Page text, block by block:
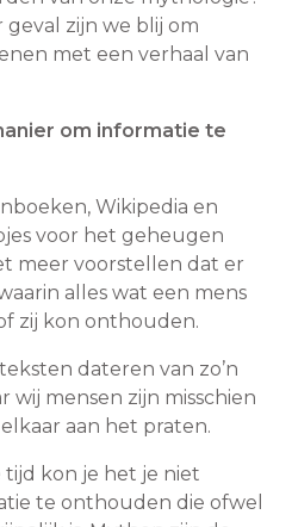
geval zijn we blij om
met een verhaal van
om informatie te
Wikipedia en
voor het geheugen
meer voorstellen dat er
alles wat een mens
zij kon onthouden.
dateren van zo’n
wij mensen zijn misschien
aan het praten.
kon je het je niet
te onthouden die ofwel